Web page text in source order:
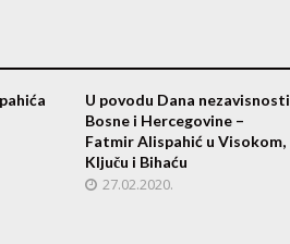
U povodu Dana nezavisnosti
Bosne i Hercegovine –
Fatmir Alispahić u Visokom,
Ključu i Bihaću
27.02.2020.